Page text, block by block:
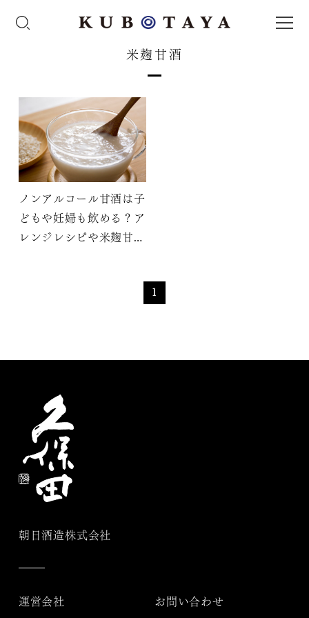
米麹甘酒
ノンアルコール甘酒は子
どもや妊婦も飲める？ア
レンジレシピや米麹甘酒
1
朝日酒造株式会社
運営会社 お問い合わせ